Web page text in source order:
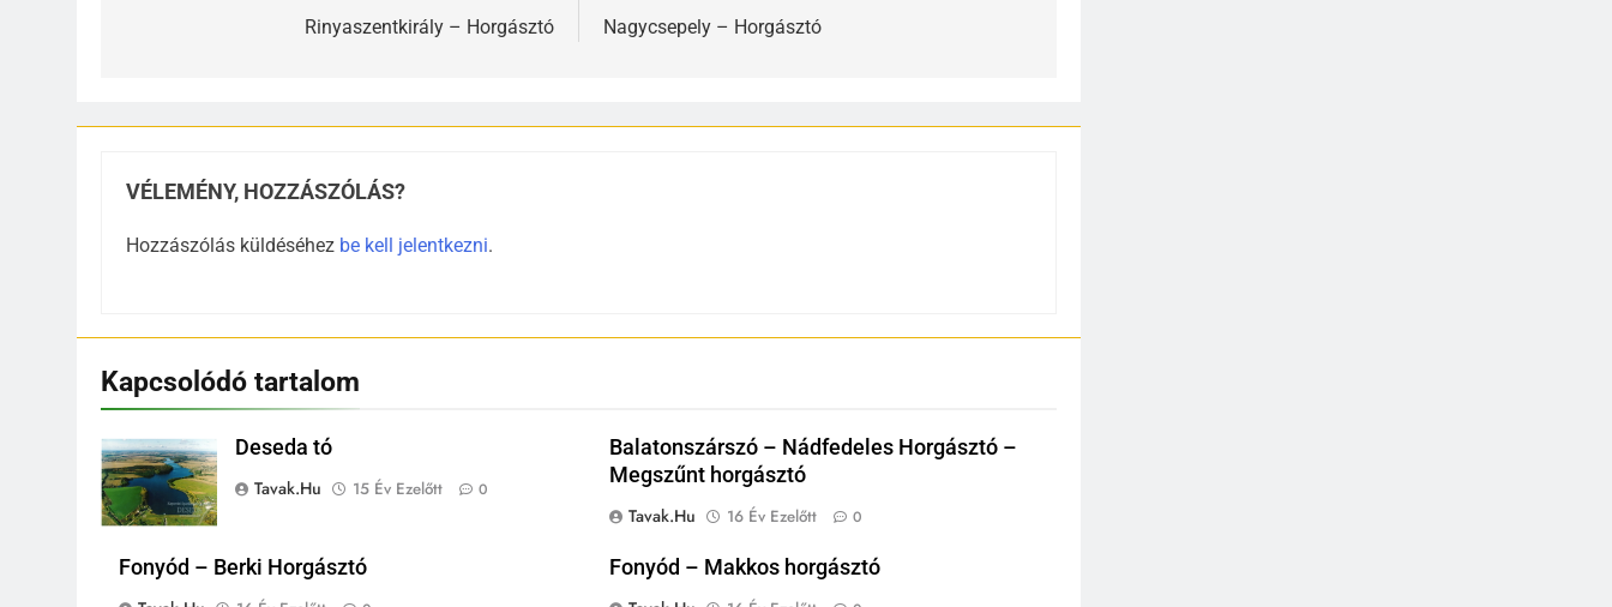
Rinyaszentkirály – Horgásztó
Nagycsepely – Horgásztó
VÉLEMÉNY, HOZZÁSZÓLÁS?
Hozzászólás küldéséhez be kell jelentkezni.
Kapcsolódó tartalom
Deseda tó
Tavak.hu
15 Év Ezelőtt 0
Balatonszárszó – Nádfedeles Horgásztó –
Megszűnt horgásztó
Tavak.hu
16 Év Ezelőtt 0
Fonyód – Berki Horgásztó
Fonyód – Makkos horgásztó